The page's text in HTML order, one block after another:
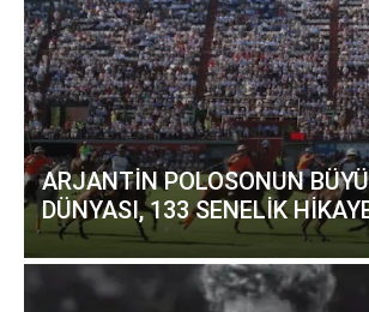
ARJANTİN POLOSONUN
DÜNYASI, 133 SENELİK